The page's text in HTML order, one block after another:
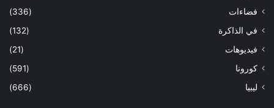
فضاءات
(336)
في الذاكرة
(132)
فيديوهات
(21)
كورونا
(591)
ليبيا
(666)